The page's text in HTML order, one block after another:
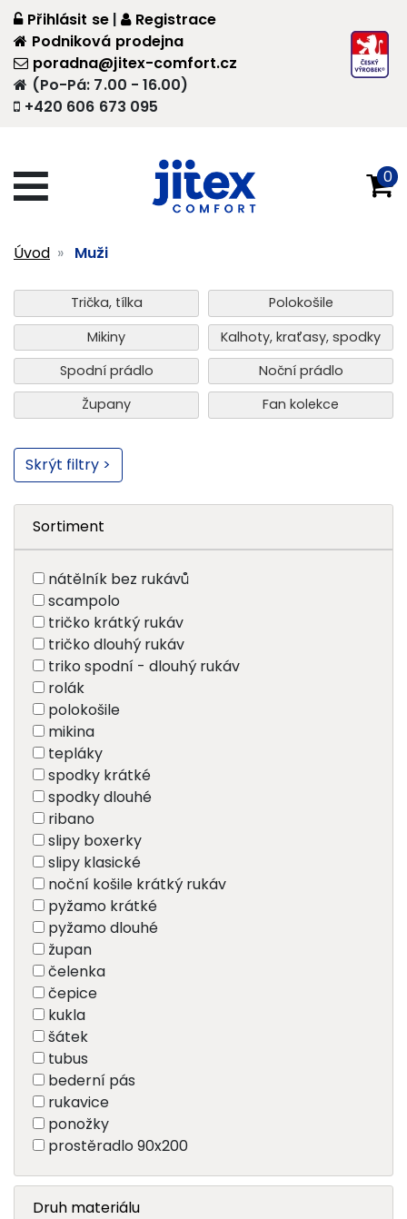
+420 606 673 095
(Po-Pá: 7.00 - 16.00)
poradna@jitex-comfort.cz
Přihlásit se |
Registrace
Podniková prodejna
0
Úvod Muži
Trička, tílka
Polokošile
Mikiny
Kalhoty, kraťasy, spodky
Spodní prádlo
Noční prádlo
Župany
Fan kolekce
Skrýt filtry >
Sortiment
nátělník bez rukávů
scampolo
tričko krátký rukáv
tričko dlouhý rukáv
triko spodní - dlouhý rukáv
rolák
polokošile
mikina
tepláky
spodky krátké
spodky dlouhé
ribano
slipy boxerky
slipy klasické
noční košile krátký rukáv
pyžamo krátké
pyžamo dlouhé
župan
čelenka
čepice
kukla
šátek
tubus
bederní pás
rukavice
ponožky
prostěradlo 90x200
Druh materiálu